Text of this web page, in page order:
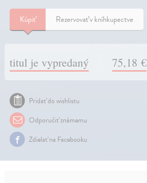
Kúpiť Rezervovať v kníhkupectve
titul je vypredaný 75,18 €
Pridať do wishlistu
Odporučiť známemu
Zdielať na Facebooku